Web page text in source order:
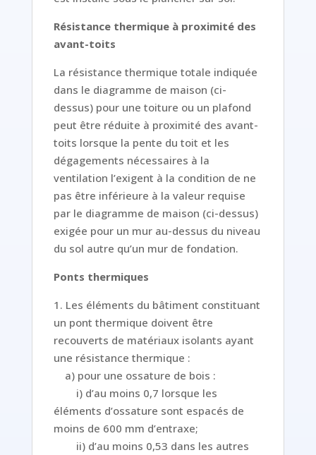
Résistance thermique à proximité des
avant-toits
La résistance thermique totale indiquée
dans le diagramme de maison (ci-
dessus) pour une toiture ou un plafond
peut être réduite à proximité des avant-
toits lorsque la pente du toit et les
dégagements nécessaires à la
ventilation l’exigent à la condition de ne
pas être inférieure à la valeur requise
par le diagramme de maison (ci-dessus)
exigée pour un mur au-dessus du niveau
du sol autre qu’un mur de fondation.
Ponts thermiques
1. Les éléments du bâtiment constituant
un pont thermique doivent être
recouverts de matériaux isolants ayant
une résistance thermique :
a) pour une ossature de bois :
i) d’au moins 0,7 lorsque les
éléments d’ossature sont espacés de
moins de 600 mm d’entraxe;
ii) d’au moins 0,53 dans les autres